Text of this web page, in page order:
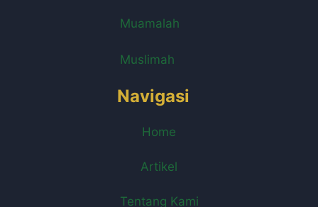
Muamalah
Muslimah
Navigasi
Home
Artikel
Tentang Kami